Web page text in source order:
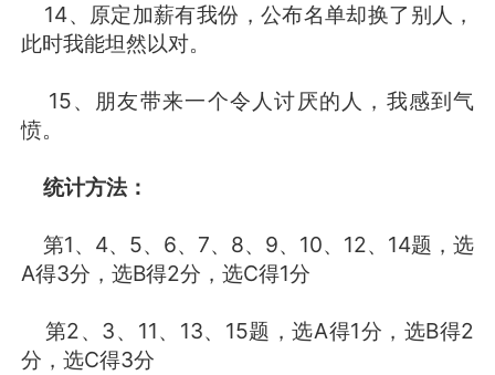
14、原定加薪有我份，公布名单却换了别人，
此时我能坦然以对。
15、朋友带来一个令人讨厌的人，我感到气
愤。
统计方法：
第1、4、5、6、7、8、9、10、12、14题，选
A得3分，选B得2分，选C得1分
第2、3、11、13、15题，选A得1分，选B得2
分，选C得3分